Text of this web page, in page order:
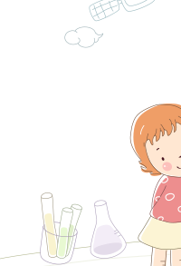
知能
題交
業發
學）
題融
（教
檢送
字稿
檢送
字稿
國家
理本
動
檢送
「小桃
姻怎麼
西門
親職教
有關財